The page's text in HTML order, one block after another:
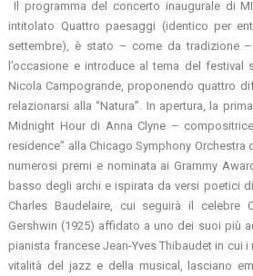
Il programma del concerto inaugurale di
intitolato Quattro paesaggi (identico per
settembre), è stato – come da tradizione
l’occasione e introduce al tema del festival
Nicola Campogrande, proponendo quattro
relazionarsi alla “Natura”. In apertura, la
Midnight Hour di Anna Clyne –
residence” alla Chicago Symphony Orchestra
numerosi premi e nominata ai Grammy
basso degli archi e ispirata da versi poetici
Charles Baudelaire, cui seguirà il celebre
Gershwin (1925) affidato a uno dei suoi più
pianista francese Jean-Yves Thibaudet in cui i
vitalità del jazz e della musical, lasciano